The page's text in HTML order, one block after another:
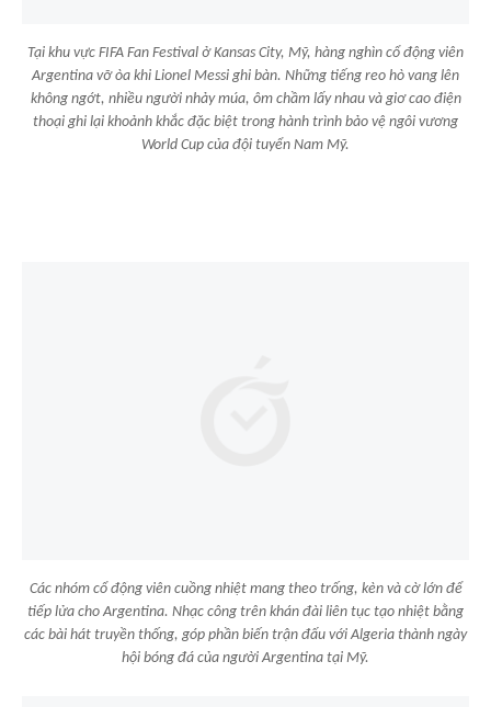
Tại khu vực FIFA Fan Festival ở Kansas City, Mỹ, hàng nghìn cổ động viên
Argentina vỡ òa khi Lionel Messi ghi bàn. Những tiếng reo hò vang lên
không ngớt, nhiều người nhảy múa, ôm chầm lấy nhau và giơ cao điện
thoại ghi lại khoảnh khắc đặc biệt trong hành trình bảo vệ ngôi vương
World Cup của đội tuyển Nam Mỹ.
Các nhóm cổ động viên cuồng nhiệt mang theo trống, kèn và cờ lớn để
tiếp lửa cho Argentina. Nhạc công trên khán đài liên tục tạo nhiệt bằng
các bài hát truyền thống, góp phần biến trận đấu với Algeria thành ngày
hội bóng đá của người Argentina tại Mỹ.